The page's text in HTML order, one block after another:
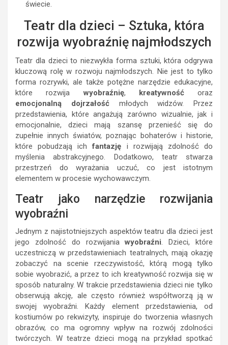
świecie.
Teatr dla dzieci – Sztuka, która
rozwija wyobraźnię najmłodszych
Teatr dla dzieci to niezwykła forma sztuki, która odgrywa
kluczową rolę w rozwoju najmłodszych. Nie jest to tylko
forma rozrywki, ale także potężne narzędzie edukacyjne,
które rozwijawyobraźnię, kreatywnośćoraz
emocjonalną dojrzałośćmłodych widzów. Przez
przedstawienia, które angażują zarówno wizualnie, jak i
emocjonalnie, dzieci mają szansę przenieść się do
zupełnie innych światów, poznając bohaterów i historie,
które pobudzają ichfantazję i rozwijają zdolność do
myślenia abstrakcyjnego. Dodatkowo, teatr stwarza
przestrzeń do wyrażania uczuć, co jest istotnym
elementem w procesie wychowawczym.
Teatr jako narzędzie rozwijania
wyobraźni
Jednym z najistotniejszych aspektów teatru dla dzieci jest
jego zdolność do rozwijaniawyobraźni. Dzieci, które
uczestniczą w przedstawieniach teatralnych, mają okazję
zobaczyć na scenie rzeczywistość, którą mogą tylko
sobie wyobrazić, a przez to ich kreatywność rozwija się w
sposób naturalny. W trakcie przedstawienia dzieci nie tylko
obserwują akcję, ale często również współtworzą ją w
swojej wyobraźni. Każdy element przedstawienia, od
kostiumów po rekwizyty, inspiruje do tworzenia własnych
obrazów, co ma ogromny wpływ na rozwój zdolności
twórczych. W teatrze dzieci mogą na przykład spotkać